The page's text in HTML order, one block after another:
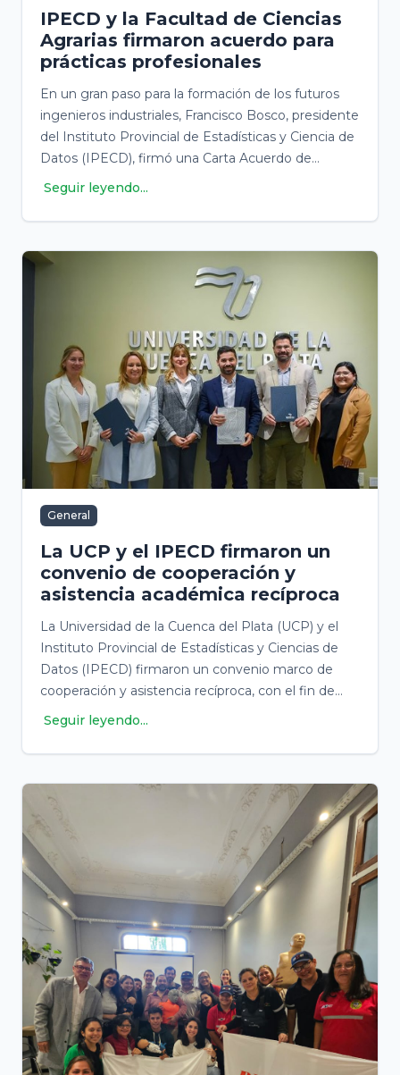
IPECD y la Facultad de Ciencias
Agrarias firmaron acuerdo para
prácticas profesionales
En un gran paso para la formación de los futuros
ingenieros industriales, Francisco Bosco, presidente
del Instituto Provincial de Estadísticas y Ciencia de
Datos (IPECD), firmó una Carta Acuerdo de
Práctica Profesional Supervisada junto al Decano
Seguir leyendo...
General
La UCP y el IPECD firmaron un
convenio de cooperación y
asistencia académica recíproca
La Universidad de la Cuenca del Plata (UCP) y el
Instituto Provincial de Estadísticas y Ciencias de
Datos (IPECD) firmaron un convenio marco de
cooperación y asistencia recíproca, con el fin de
fortalecer la colaboración en actividades
extensión.
Seguir leyendo...